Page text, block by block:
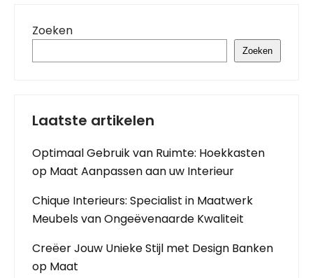
Zoeken
Zoeken
Laatste artikelen
Optimaal Gebruik van Ruimte: Hoekkasten
op Maat Aanpassen aan uw Interieur
Chique Interieurs: Specialist in Maatwerk
Meubels van Ongeëvenaarde Kwaliteit
Creëer Jouw Unieke Stijl met Design Banken
op Maat